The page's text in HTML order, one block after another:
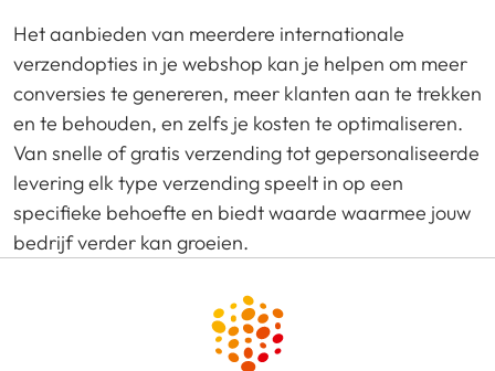
Het aanbieden van meerdere internationale
verzendopties in je webshop kan je helpen om meer
conversies te genereren, meer klanten aan te trekken
en te behouden, en zelfs je kosten te optimaliseren.
Van snelle of gratis verzending tot gepersonaliseerde
levering elk type verzending speelt in op een
specifieke behoefte en biedt waarde waarmee jouw
bedrijf verder kan groeien.